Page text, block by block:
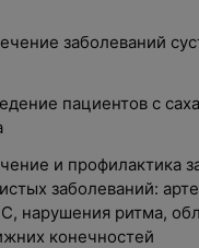
заболеваний
пациентов с
и профилактика
заболеваний:
нарушения ритма,
конечностей